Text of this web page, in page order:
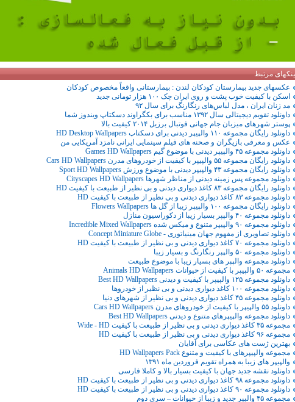
مرتبط
عکسهای جدید بیمارستان کودکان لندن : بیمارستانی واقعاً مخصوص کودکان
اسکن با کیفیت خوب پشت و روی ایران چک ۱۰۰ هزار تومانی جدید
مد زنان ایران ، مدل لباس‌های رنگارنگ برای سال ۹۲
داونلود تقویم دیجیتالی سال ۱۳۹۲ مناسب برای بکگراوند دسکتاپ ویندوز شما
پوستر شهرهای میزبان جام جهانی فوتبال برزیل ۲۰۱۴ کیفیت بالا
داونلود رایگان مجموعه ۱۱۰ والپیپر دیدنی برای دسکتاپ HD Desktop Wallpapers
عکس و معرفی بازیگران و صحنه های فیلم سینمایی ایرانی نامزد آمریکایی من
داونلود مجموعه ۴۵ والپیپر دیدنی با موضوع گیم Games HD Wallpapers
داونلود رایگان مجموعه ۵۵ والپیپر با کیفیت از خودروهای مدرن Cars HD Wallpapers
داونلود رایگان مجموعه ۴۳ والپیپر دیدنی با موضوع ورزش Sport HD Wallpapers
داونلود مجموعه پس زمینه دیدنی از مناظر شهرها Cityscapes HD Wallpapers
داونلود رایگان مجموعه ۸۳ کاغذ دیواری دیدنی و بی نظیر از طبیعت با کیفیت HD
داونلود مجموعه ۸۳ کاغذ دیواری دیدنی و بی نظیر از طبیعت با کیفیت HD
داونلود رایگان مجموعه ۱۰۰ والپیپر زیبا از گل ها Flowers Wallpapers
داونلود مجموعه ۴٠ والپپر بسیار زیبا از دکوراسیون منازل
داونلود مجموعه ۹۰ والپیپر متنوع و میکس شده Incredible Mixed Wallpapers
داونلود تصاویری از مفهوم جهان مینیاتوری - Concept Miniature Globe
داونلود مجموعه ۷۰ کاغذ دیواری دیدنی و بی نظیر از طبیعت با کیفیت HD
داونلود مجموعه ۵٠ والپپر رنگارنگ و بسیار زیبا
داونلود مجموعه والپپر های بسیار زیبا با موضوع طبیعت
مجموعه ۵۰ والپیپر با کیفیت از حیوانات Animals HD Wallpapers
داونلود مجموعه ۱۲۵ والپیپر با کیفیت و دیدنی Best HD Wallpapers
داونلود مجموعه ۱۰۰ کاغذ دیواری دیدنی و بی نظیر از خودروها
داونلود مجموعه ۴۵ کاغذ دیواری دیدنی و بی نظیر از شهرهای دنیا
داونلود ۵۵ والپیپر با کیفیت از خودروهای مدرن Cars HD Wallpapers
داونلود مجموعه والپیپرهای متنوع و دیدنی Best HD Wallpapers
مجموعه ۳۵ کاغذ دیواری دیدنی و بی نظیر از طبیعت با کیفیت Wide - HD
مجموعه ۹۶ کاغذ دیواری دیدنی و بی نظیر از طبیعت با کیفیت HD
بهترین ژست های عکاسی برای آقایان
مجموعه والپیپرهای با کیفیت و متنوع HD Wallpapers Pack
والپیپر های زیبا به همراه تقویم فروردین ماه ۱۳۹۱
داونلود نقشه جدید جهان با کیفیت بسیار بالا و کاملا فارسی
داونلود مجموعه ۹۸ کاغذ دیواری دیدنی و بی نظیر از طبیعت با کیفیت HD
داونلود مجموعه ۹۰ کاغذ دیواری دیدنی و بی نظیر از طبیعت با کیفیت HD
مجموعه ۴۵ والپپر جدید و زیبا از حیوانات – سری دوم